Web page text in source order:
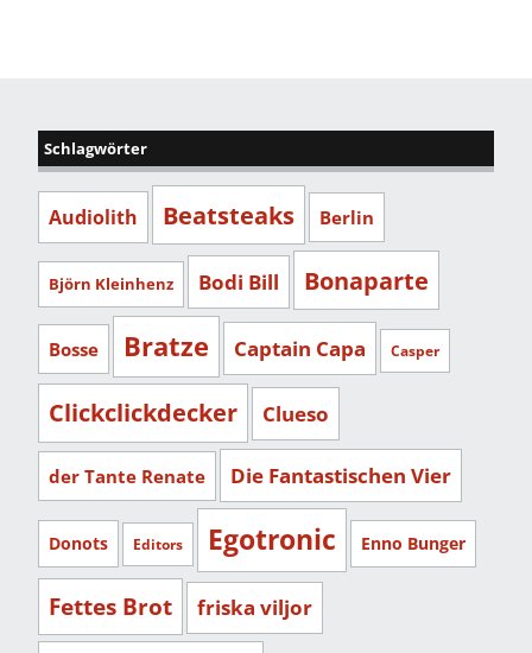
Schlagwörter
Audiolith Beatsteaks Berlin
Björn Kleinhenz Bodi Bill Bonaparte
Bosse Bratze Captain Capa Casper
Clickclickdecker Clueso
der Tante Renate Die Fantastischen Vier
Donots Editors Egotronic Enno Bunger
Fettes Brot friska viljor